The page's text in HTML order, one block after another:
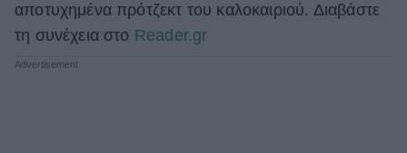
Women's Forum
αποτυχημένα πρότζεκτ του καλοκαιριού. Διαβάστε
τη συνέχεια στο Reader.gr